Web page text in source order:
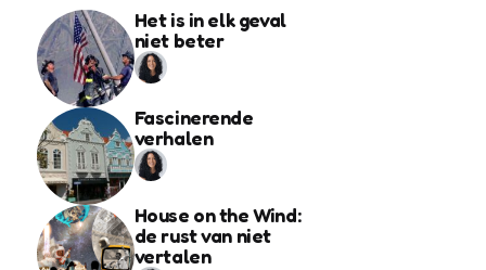
Het is in elk geval
niet beter
Fascinerende
verhalen
House on the Wind:
de rust van niet
vertalen